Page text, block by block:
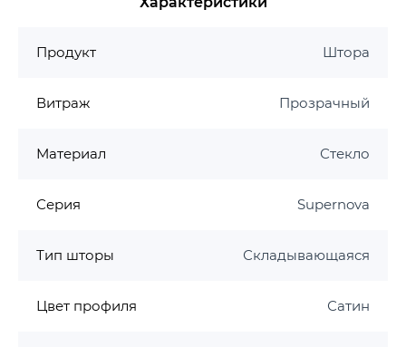
передним бортом (Praktik, Classic, Sonata, Vanda
классической прямоугольной ванны с ровным
Штора для ванны VS2 в сложенном виде имеет
получите правый или левый варианты входа.
Продукт Штора
Витраж Прозрачный
Материал Стекло
Серия Supernova
Тип шторы Складывающаяся
Цвет профиля Сатин